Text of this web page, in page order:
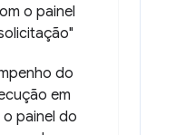
o painel
do
em
painel do